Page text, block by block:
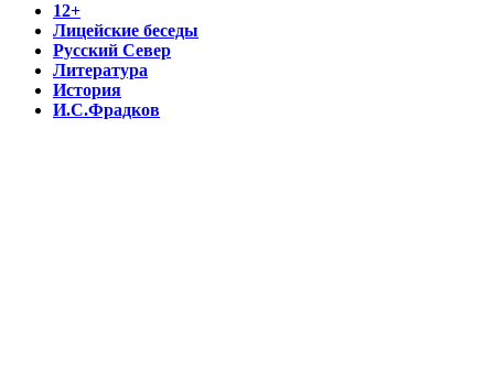
12+
Лицейские беседы
Русский Север
Литература
История
И.С.Фрадков